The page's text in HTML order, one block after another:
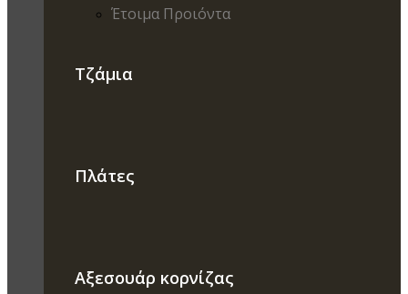
Έτοιμα Προιόντα
Τζάμια
Πλάτες
Αξεσουάρ κορνίζας